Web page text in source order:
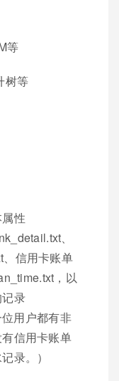
等
树等
性
、
信用卡账单
，以
录
用户都有非
信用卡账单
录。）